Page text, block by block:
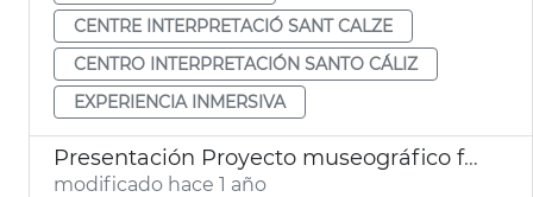
CENTRE INTERPRETACIÓ SANT CALZE
CENTRO INTERPRETACIÓN SANTO CÁLIZ
EXPERIENCIA INMERSIVA
Presentación Proyecto museográfico futuro Centro Interpretación Santo Cáliz
modificado hace 1 año